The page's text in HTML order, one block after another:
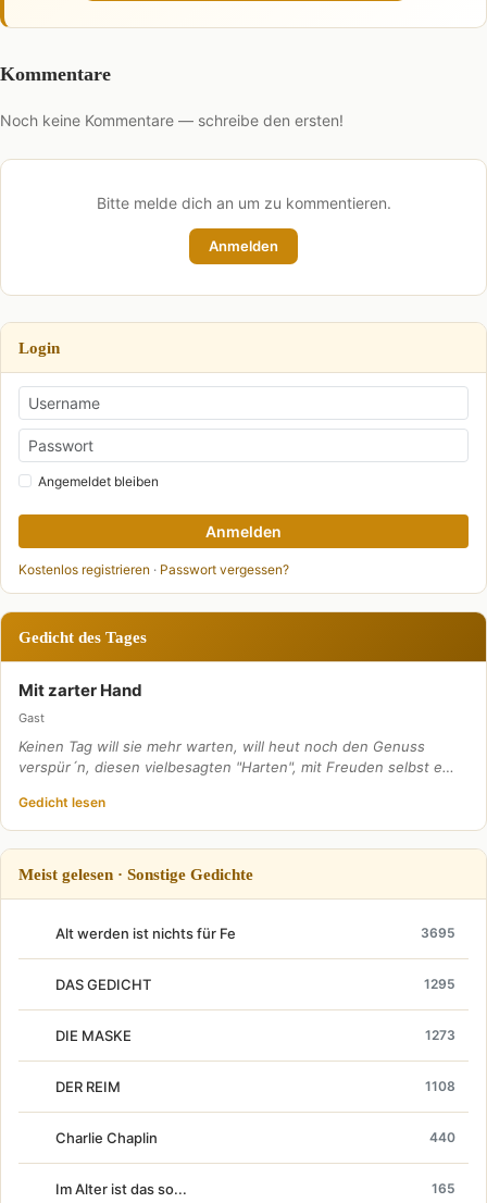
Kommentare
Noch keine Kommentare — schreibe den ersten!
Bitte melde dich an um zu kommentieren.
Anmelden
Login
Angemeldet bleiben
Anmelden
Kostenlos registrieren · Passwort vergessen?
Gedicht des Tages
Mit zarter Hand
Gast
Keinen Tag will sie mehr warten, will heut noch den Genuss
verspür´n, diesen vielbesagten "Harten", mit Freuden selbst e…
Gedicht lesen
Meist gelesen · Sonstige Gedichte
Alt werden ist nichts für Fe 3695
DAS GEDICHT 1295
DIE MASKE 1273
DER REIM 1108
Charlie Chaplin 440
Im Alter ist das so... 165